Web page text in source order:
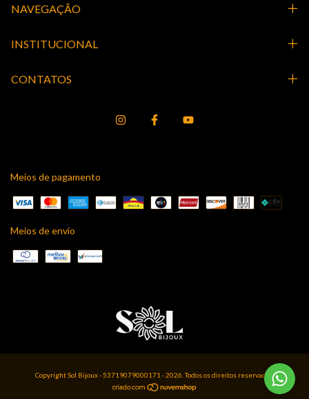
NAVEGAÇÃO
INSTITUCIONAL
CONTATOS
Meios de pagamento
Meios de envio
Copyright Sol Bijoux - 53719079000171 - 2026. Todos os direitos reservados.